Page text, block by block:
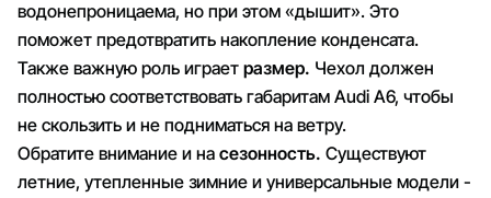
водонепроницаема, но при этом «дышит». Это
поможет предотвратить накопление конденсата.
Также важную роль играет размер. Чехол должен
полностью соответствовать габаритам Audi A6, чтобы
не скользить и не подниматься на ветру.
Обратите внимание и на сезонность. Существуют
летние, утепленные зимние и универсальные модели -